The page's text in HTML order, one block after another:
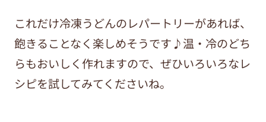
これだけ冷凍うどんのレパートリーがあれば、
飽きることなく楽しめそうです♪温・冷のどち
らもおいしく作れますので、ぜひいろいろなレ
シピを試してみてくださいね。